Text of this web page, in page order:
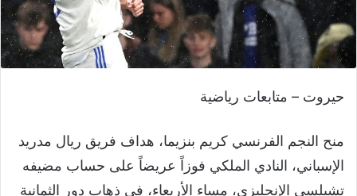
حيروت – متابعات رياضية
منح النجم الفرنسي كريم بنزيما، هداف فريق ريال مدريد
الإسباني، النادي الملكي فوزاً عريضاً على حساب مضيفه
تشيلسي الإنجليزي، مساء الأربعاء، في ذهاب دور الثمانية